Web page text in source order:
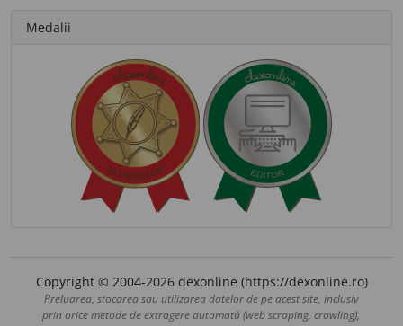
Medalii
Copyright © 2004-2026 dexonline (https://dexonline.ro)
Preluarea, stocarea sau utilizarea datelor de pe acest site, inclusiv
prin orice metode de extragere automată (web scraping, crawling),